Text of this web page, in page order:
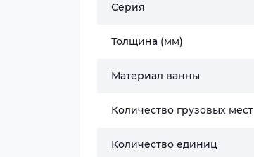
Серия
Толщина (мм)
Материал ванны
Количество грузовых мест
Количество единиц